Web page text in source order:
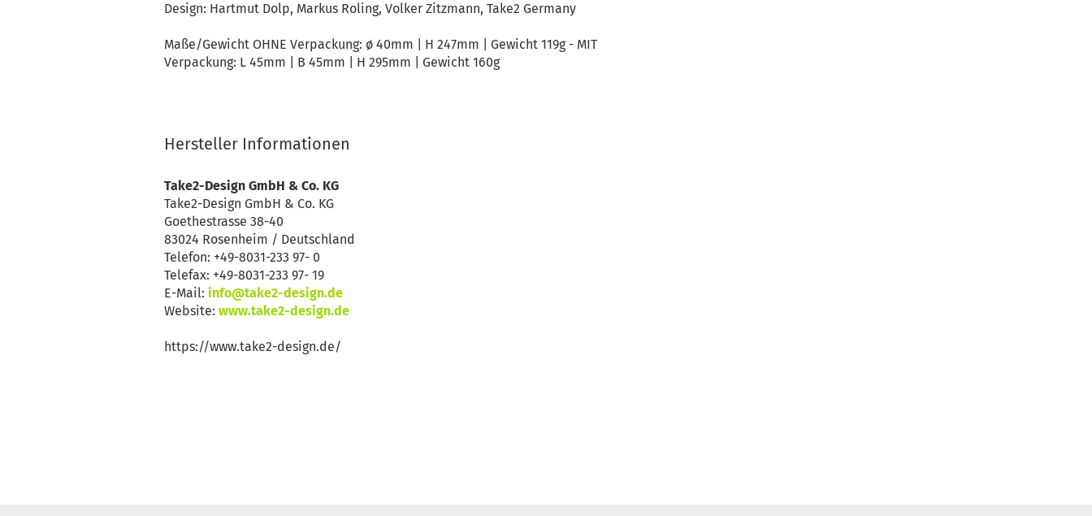
Design: Hartmut Dolp, Markus Roling, Volker Zitzmann, Take2 Germany
Maße/Gewicht OHNE Verpackung: ø 40mm | H 247mm | Gewicht 119g - MIT
Verpackung: L 45mm | B 45mm | H 295mm | Gewicht 160g
Hersteller Informationen
Take2-Design GmbH & Co. KG
Take2-Design GmbH & Co. KG
Goethestrasse 38-40
83024 Rosenheim / Deutschland
Telefon: +49-8031-233 97- 0
Telefax: +49-8031-233 97- 19
E-Mail: info@take2-design.de
Website: www.take2-design.de
https://www.take2-design.de/